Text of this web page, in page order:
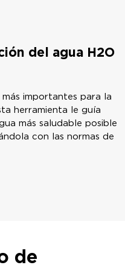
del agua H2O
importantes para la
herramienta le guía
más saludable posible
con las normas de
de